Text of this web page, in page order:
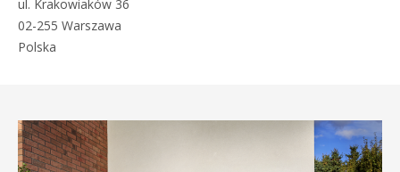
ul. Krakowiaków 36
02-255 Warszawa
Polska